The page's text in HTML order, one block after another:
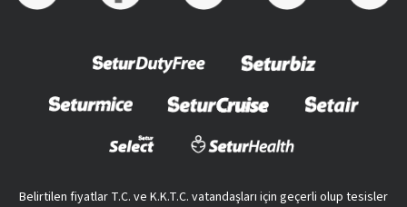
Belirtilen fiyatlar T.C. ve K.K.T.C. vatandaşları için geçerli olup tesisler